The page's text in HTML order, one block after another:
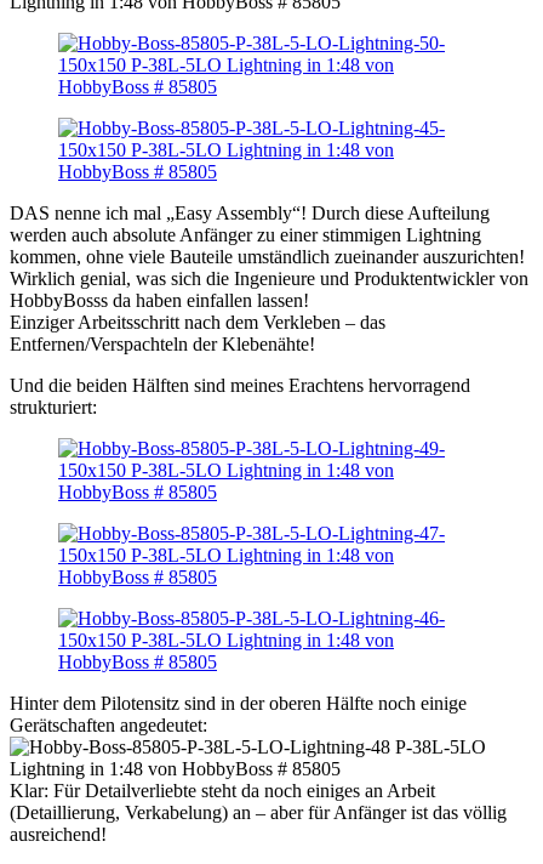
DAS nenne ich mal „Easy Assembly“! Durch diese Aufteilung
werden auch absolute Anfänger zu einer stimmigen Lightning
kommen, ohne viele Bauteile umständlich zueinander auszurichten!
Wirklich genial, was sich die Ingenieure und Produktentwickler von
HobbyBosss da haben einfallen lassen!
Einziger Arbeitsschritt nach dem Verkleben – das
Entfernen/Verspachteln der Klebenähte!
Und die beiden Hälften sind meines Erachtens hervorragend
strukturiert:
Hinter dem Pilotensitz sind in der oberen Hälfte noch einige
Gerätschaften angedeutet:
Klar: Für Detailverliebte steht da noch einiges an Arbeit
(Detaillierung, Verkabelung) an – aber für Anfänger ist das völlig
ausreichend!